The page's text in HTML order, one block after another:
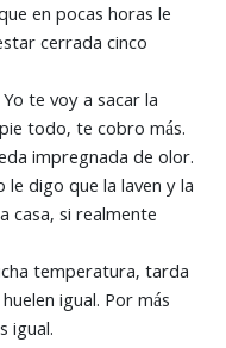
en pocas horas le
cerrada cinco
te voy a sacar la
todo, te cobro más.
impregnada de olor.
le digo que la laven y la
casa, si realmente
temperatura, tarda
igual. Por más
igual.